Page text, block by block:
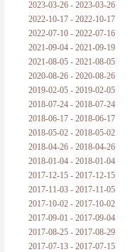
2023-03-26 - 2023-03-26
2022-10-17 - 2022-10-17
2022-07-10 - 2022-07-16
2021-09-04 - 2021-09-19
2021-08-05 - 2021-08-05
2020-08-26 - 2020-08-26
2019-02-05 - 2019-02-05
2018-07-24 - 2018-07-24
2018-06-17 - 2018-06-17
2018-05-02 - 2018-05-02
2018-04-26 - 2018-04-26
2018-01-04 - 2018-01-04
2017-12-15 - 2017-12-15
2017-11-03 - 2017-11-05
2017-10-02 - 2017-10-02
2017-09-01 - 2017-09-04
2017-08-25 - 2017-08-29
2017-07-13 - 2017-07-15